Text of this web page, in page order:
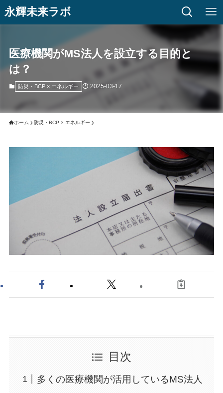
永輝未来ラボ
医療機関がMS法人を設立する目的と
は？
防災・BCP × エネルギー 2025-03-17
ホーム 防災・BCP × エネルギー
目次
多くの医療機関が活用しているMS法人